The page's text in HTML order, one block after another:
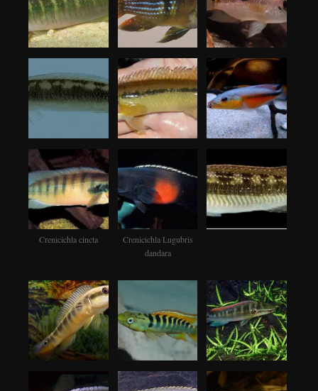
Crenicichla cincta
Crenicichla Lugubris
dandara